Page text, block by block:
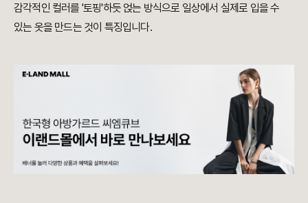
감각적인 컬러를 '토핑'하듯 얹는 방식으로 일상에서 실제로 입을 수
있는 옷을 만드는 것이 특징입니다.